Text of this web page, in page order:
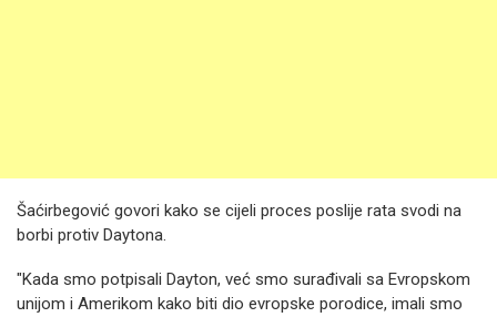
Šaćirbegović govori kako se cijeli proces poslije rata svodi na
borbi protiv Daytona.
"Kada smo potpisali Dayton, već smo surađivali sa Evropskom
unijom i Amerikom kako biti dio evropske porodice, imali smo